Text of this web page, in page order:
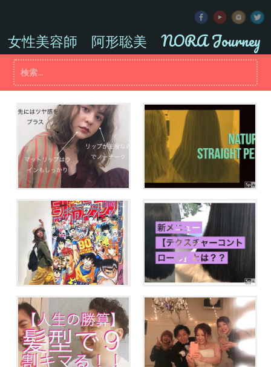
ツ
キ
女性美容師 阿形聡美 NORA Journey
ガチムチ美容師が秋田で
『エロ髪セミナー』やって
きた！
梅雨対策！！クセ毛美容師
アラサーにはドンピシ
ャ！！「週刊少年ジャンプ
展vol.2」
新メニュー！！【テクスチ
ャーコントロールトリート
メント】とは？？
【人生の勝算】髪型で９割
キマる！！起業するよりま
ず美容室に！
拝啓アシスタントの皆さま
へ。美容師を辞めたくなっ
た時に読んでほしいお話。